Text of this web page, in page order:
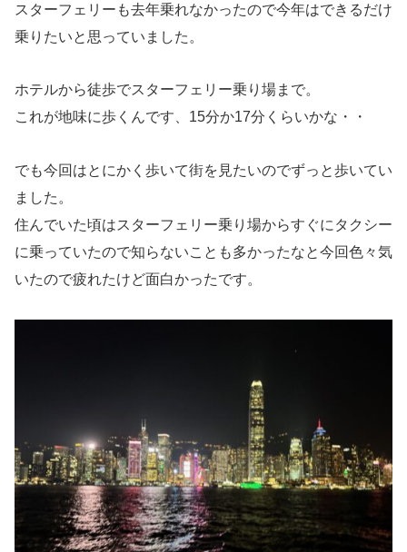
スターフェリーも去年乗れなかったので今年はできるだけ
乗りたいと思っていました。
ホテルから徒歩でスターフェリー乗り場まで。
これが地味に歩くんです、15分か17分くらいかな・・
でも今回はとにかく歩いて街を見たいのでずっと歩いてい
ました。
住んでいた頃はスターフェリー乗り場からすぐにタクシー
に乗っていたので知らないことも多かったなと今回色々気
いたので疲れたけど面白かったです。